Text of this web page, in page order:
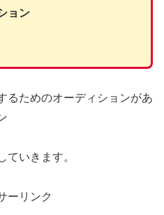
ョン
るためのオーディションがあ
ていきます。
ーリンク